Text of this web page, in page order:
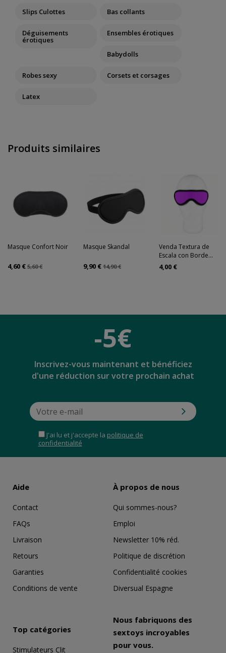
Slips Culottes Bas collants
Déguisements
érotiques
Ensembles érotiques
Babydolls
Robes sexy Corsets et corsages
Latex
Produits similaires
Masque Confort Noir
4,60 € 5,60 €
Masque Skandal
9,90 € 14,90 €
Venda Textura de
Escala con Borde...
4,00 €
-5€
Inscrivez-vous maintenant et bénéficiez
d'une réduction sur votre prochain achat
J'ai lu et j'accepte la politique de
confidentialité
Aide
Contact
FAQs
Livraison
Retours
Garanties
Conditions de vente
À propos de nous
Qui sommes-nous?
Emploi
Newsletter 10% réd.
Politique de discrétion
Confidentialité cookies
Diversual Espagne
Top catégories
Stimulateurs Clit
Nous fabriquons des
sextoys incroyables
pour vous.